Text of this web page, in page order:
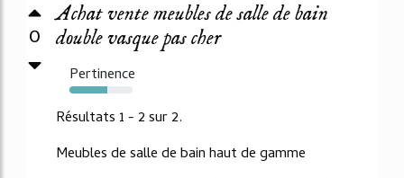
0
Achat vente meubles de salle de bain
double vasque pas cher
Pertinence
60%
Résultats 1 - 2 sur 2.
Meubles de salle de bain haut de gamme